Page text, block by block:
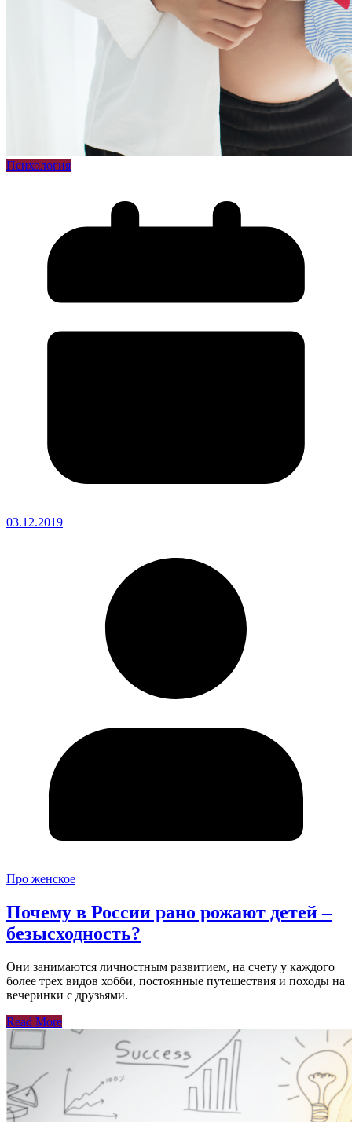
Психология
03.12.2019
Про женское
Почему в России рано рожают детей –
безысходность?
Они занимаются личностным развитием, на счету у каждого
более трех видов хобби, постоянные путешествия и походы на
вечеринки с друзьями.
Read More